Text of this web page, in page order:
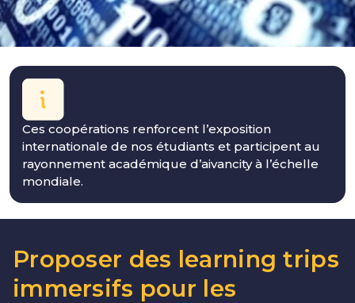
Ces coopérations renforcent l’exposition
internationale de nos étudiants et participent au
rayonnement académique d’aivancity à l’échelle
mondiale.
Proposer des learning trips
immersifs pour les